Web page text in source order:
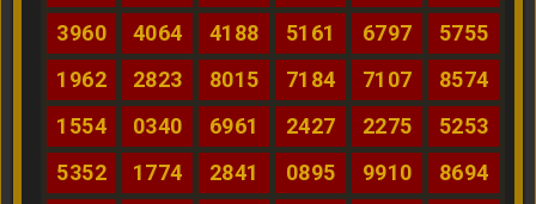
3960
4064 4188 5161 6797
5755
1962
2823 8015 7184 7107
8574
1554
0340 6961 2427 2275
5253
5352
1774 2841 0895 9910
8694